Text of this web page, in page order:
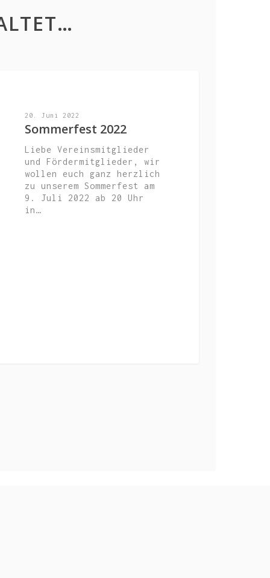
20. Juni 2022
Sommerfest 2022
Liebe Vereinsmitglieder
und Fördermitglieder, wir
wollen euch ganz herzlich
zu unserem Sommerfest am
9. Juli 2022 ab 20 Uhr
in…